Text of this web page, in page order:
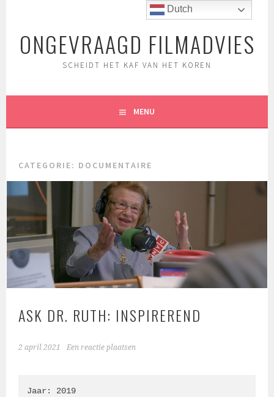
inhoudONGEVRAAGD FILMADVIES
SCHEIDT HET KAF VAN HET KOREN
MENU
CATEGORIE: DOCUMENTAIRE
ASK DR. RUTH: INSPIREREND
2 april 2021 Een reactie plaatsen
Jaar: 2019
Dutch